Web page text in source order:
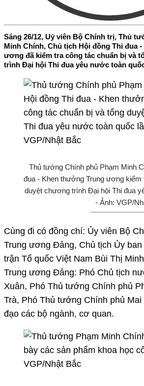
Sáng 26/12, Uỷ viên Bộ Chính trị, Thủ
Minh Chính, Chủ tịch Hội đồng Thi đua
ương đã kiểm tra công tác chuẩn bị và
trình Đại hội Thi đua yêu nước toàn
Thủ tướng Chính phủ Phạm Minh
đua - Khen thưởng Trung ương kiểm
duyệt chương trình Đại hội Thi đua
- Ảnh: VGP/
Cùng đi có đồng chí: Ủy viên Bộ
Trung ương Đảng, Chủ tịch Ủy
trận Tổ quốc Việt Nam Bùi Thị
Trung ương Đảng: Phó Chủ tịch
Xuân, Phó Thủ tướng Chính phủ
Trà, Phó Thủ tướng Chính phủ
đạo các bộ ngành, cơ quan.